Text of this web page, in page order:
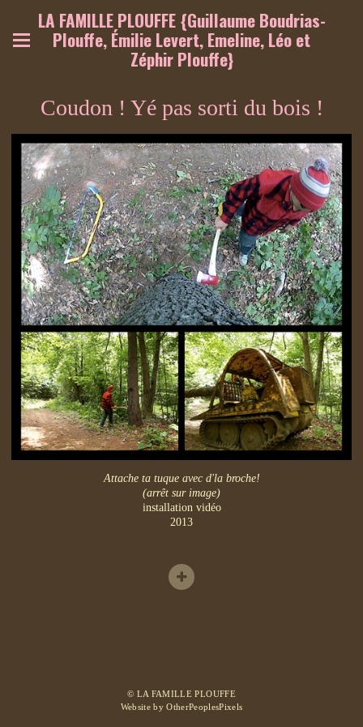
LA FAMILLE PLOUFFE {Guillaume Boudrias-
Plouffe, Émilie Levert, Emeline, Léo et
Zéphir Plouffe}
Coudon ! Yé pas sorti du bois !
Attache ta tuque avec d'la broche!
(arrêt sur image)
installation vidéo
2013
© LA FAMILLE PLOUFFE
Website by OtherPeoplesPixels